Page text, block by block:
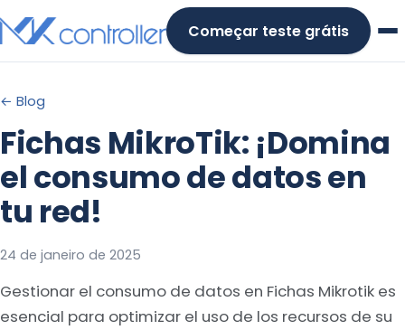
to
Começar teste grátis
← Blog
Fichas MikroTik: ¡Domina
el consumo de datos en
tu red!
24 de janeiro de 2025
Gestionar el consumo de datos en Fichas Mikrotik es
esencial para optimizar el uso de los recursos de su